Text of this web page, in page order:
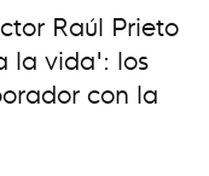
Raúl Prieto
la vida': los
con la